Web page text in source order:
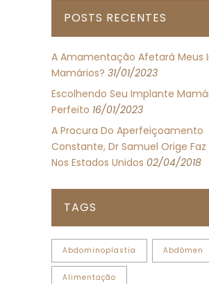
POSTS RECENTES
A Amamentação Afetará Meus
Mamários? 31/01/2023
Escolhendo Seu Implante
Perfeito 16/01/2023
A Procura Do Aperfeiçoamento
Constante, Dr Samuel Orige Faz
Nos Estados Unidos 02/04/2018
TAGS
Abdominoplastia Abdômen
Alimentação